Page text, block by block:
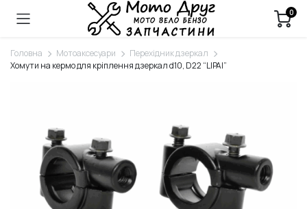
0
Головна Мотоаксесуари
Перехідник дзеркал
Хомути на кермо для кріплення дзеркал d10, D22 “LIPAI”